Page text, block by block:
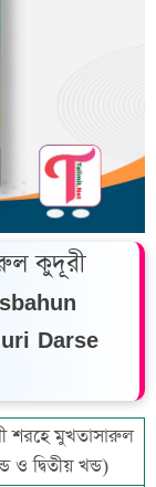
কুদূরী
Darse
শরহে মুখতাসারুল
ও দ্বিতীয় খন্ড)